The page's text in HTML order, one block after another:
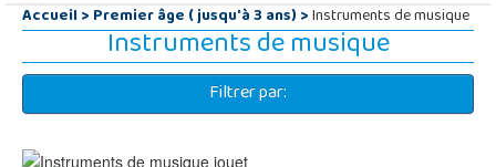
Accueil>Premier âge ( jusqu'à 3 ans)>Instruments de musique
Instruments de musique
Filtrer par: